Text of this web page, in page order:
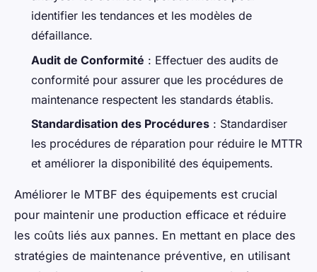
identifier les tendances et les modèles de
défaillance.
Audit de Conformité : Effectuer des audits de
conformité pour assurer que les procédures de
maintenance respectent les standards établis.
Standardisation des Procédures : Standardiser
les procédures de réparation pour réduire le MTTR
et améliorer la disponibilité des équipements.
Améliorer le MTBF des équipements est crucial
pour maintenir une production efficace et réduire
les coûts liés aux pannes. En mettant en place des
stratégies de maintenance préventive, en utilisant